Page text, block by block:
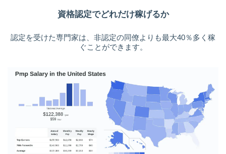
資格認定でどれだけ稼げるか
認定を受けた専門家は、非認定の同僚よりも最大40％多く稼
ぐことができます。